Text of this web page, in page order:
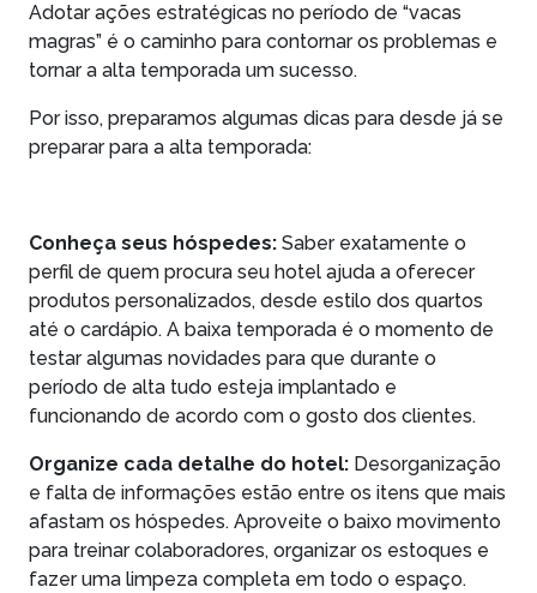
Adotar ações estratégicas no período de “vacas
magras” é o caminho para contornar os problemas e
tornar a alta temporada um sucesso.
Por isso, preparamos algumas dicas para desde já se
preparar para a alta temporada:
Conheça seus hóspedes: Saber exatamente o
perfil de quem procura seu hotel ajuda a oferecer
produtos personalizados, desde estilo dos quartos
até o cardápio. A baixa temporada é o momento de
testar algumas novidades para que durante o
período de alta tudo esteja implantado e
funcionando de acordo com o gosto dos clientes.
Organize cada detalhe do hotel: Desorganização
e falta de informações estão entre os itens que mais
afastam os hóspedes. Aproveite o baixo movimento
para treinar colaboradores, organizar os estoques e
fazer uma limpeza completa em todo o espaço.